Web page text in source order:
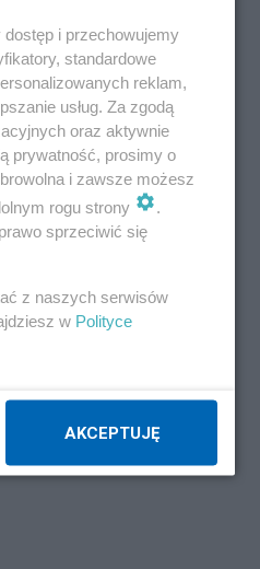
na
i przechowujemy
standardowe
reklam,
usług. Za zgodą
oraz aktywnie
prywatność, prosimy o
i zawsze możesz
rogu strony
.
sprzeciwić się
z naszych serwisów
w Polityce
AKCEPTUJĘ